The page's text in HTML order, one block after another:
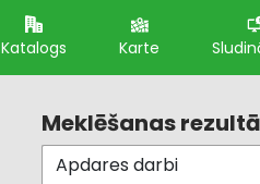
Katalogs Karte
Meklēšanas